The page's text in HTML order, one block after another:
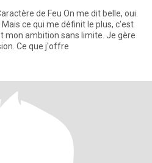
de Feu ​On me dit belle, oui.
ce qui me définit le plus, c'est
mon ambition sans limite. Je gère
​Ce que j'offre